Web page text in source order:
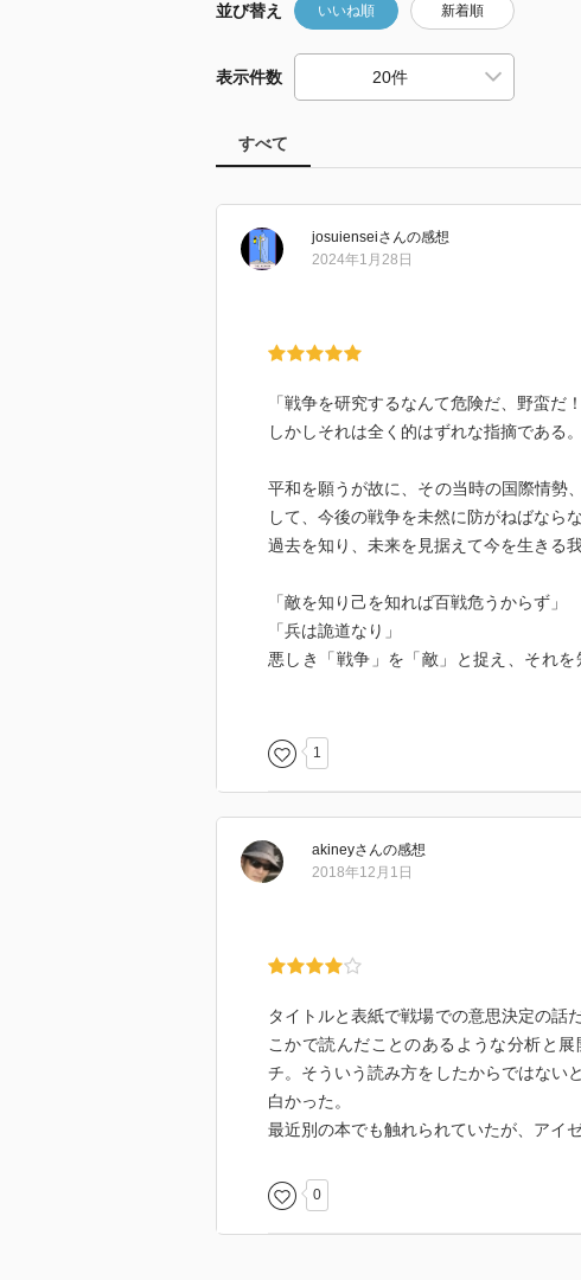
並び替え いいね順 新着順
表示件数
すべて
josuienseiさんの感想
2024年1月28日
「戦争を研究するなんて危険だ、野蛮だ
しかしそれは全く的はずれな指摘である。
平和を願うが故に、その当時の国際情勢
して、今後の戦争を未然に防がねばならな
過去を知り、未来を見据えて今を生きる
「敵を知り己を知れば百戦危うからず」
「兵は詭道なり」
悪しき「戦争」を「敵」と捉え、それ
米のアイゼンハワーは非常に優秀な軍人
秀吉のような人物のような人物だ。
うまでも無いが、敢えて以下にドイツ軍
(a)軍の命令系統が複雑、かつ一貫して
かった。Dデイは予測していたが、具体
戦争は典型的な「複雑系」の事象である
どない。
だからこそ、情報を収集、高度に集約し
に決断、実行する必要がある。
アリストテレス、帰納、経験理性
1
akineyさんの感想
2018年12月1日
タイトルと表紙で戦場での意思決定の話
こかで読んだことのあるような分析と
チ。そういう読み方をしたからではない
白かった。
最近別の本でも触れられていたが、アイ
0